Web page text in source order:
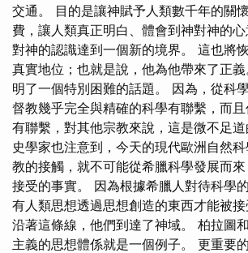
交通。 目的是讓神賦予人類數千年的關
費，讓人類真正明白、體會到神對神的
對神的認識達到一個新的境界。 這也將
真實地位；也就是說，他為他帶來了正
明了一個特別困難的話題。 因為，從科
督教幾乎完全與精確的科學有聯繫，而
有聯繫，對其他宗教來說，這是微不足
史學家也注意到，今天的現代歐洲自然
教的接觸，就不可能從希臘科學發展而
接受的事實。 因為根據希臘人對待科學
有人類思想透過思想創造的東西才能被接
沿著這條線，他們到達了神域。 柏拉圖
主義的思想體係就是一個例子。 更重要